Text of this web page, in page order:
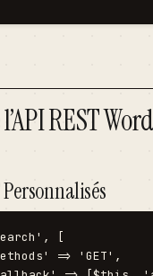
REST
[
=> 'GET',